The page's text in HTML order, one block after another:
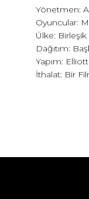
Yönetmen:
Oyuncular:
Ülke: Birleşik
Dağıtım:
Yapım:
İthalat: Bir